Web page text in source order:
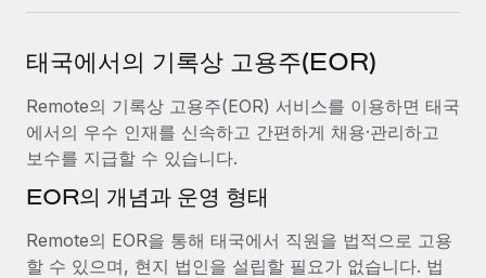
서비스
전문가 상담
글로벌 인사 및 규정 준수 업무 처리에 전문가 지원 제공
신원 조사
Compliance Watchtower
통합 및 AI 자동화 컨설팅
사례 연구
AI 분야의 선구자인 Weaviate가 Remote와 협력하여
조직 규모를 120% 성장시킨 방법
인사이트 센터
지원받기
태국에서의 기록상 고용주(EOR)
Remote의 기록상 고용주(EOR) 서비스를 이용하면 태국
에서의 우수 인재를 신속하고 간편하게 채용·관리하고
보수를 지급할 수 있습니다.
EOR의 개념과 운영 형태
Remote의 EOR을 통해 태국에서 직원을 법적으로 고용
할 수 있으며, 현지 법인을 설립할 필요가 없습니다. 법